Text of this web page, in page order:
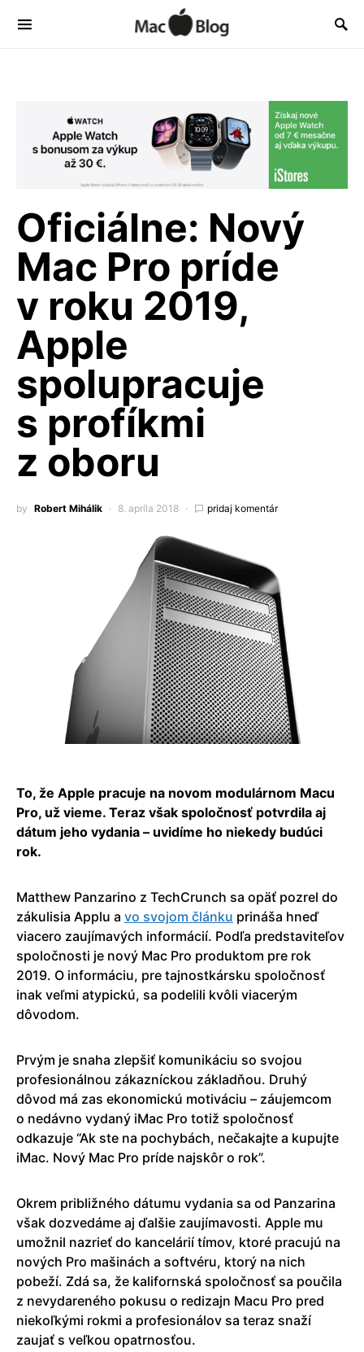
Oficiálne: Nový
Mac Pro príde
v roku 2019,
Apple
spolupracuje
s profíkmi
z oboru
by Robert Mihálik 8. apríla 2018 pridaj komentár
To, že Apple pracuje na novom modulárnom Macu
Pro, už vieme. Teraz však spoločnosť potvrdila aj
dátum jeho vydania – uvidíme ho niekedy budúci
rok.
Matthew Panzarino z TechCrunch sa opäť pozrel do
zákulisia Applu a vo svojom článku prináša hneď
viacero zaujímavých informácií. Podľa predstaviteľov
spoločnosti je nový Mac Pro produktom pre rok
2019. O informáciu, pre tajnostkársku spoločnosť
inak veľmi atypickú, sa podelili kvôli viacerým
dôvodom.
Prvým je snaha zlepšiť komunikáciu so svojou
profesionálnou zákazníckou základňou. Druhý
dôvod má zas ekonomickú motiváciu – záujemcom
o nedávno vydaný iMac Pro totiž spoločnosť
odkazuje “Ak ste na pochybách, nečakajte a kupujte
iMac. Nový Mac Pro príde najskôr o rok”.
Okrem približného dátumu vydania sa od Panzarina
však dozvedáme aj ďalšie zaujímavosti. Apple mu
umožnil nazrieť do kancelárií tímov, ktoré pracujú na
nových Pro mašinách a softvéru, ktorý na nich
pobeží. Zdá sa, že kalifornská spoločnosť sa poučila
z nevydareného pokusu o redizajn Macu Pro pred
niekoľkými rokmi a profesionálov sa teraz snaží
zaujať s veľkou opatrnosťou.